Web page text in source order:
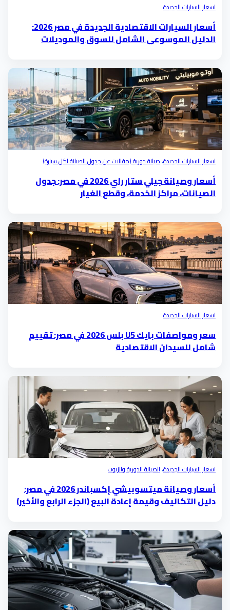
اسعار السيارات الجديدة
أسعار السيارات الاقتصادية الجديدة في مصر 2026:
الدليل الموسوعي الشامل للسوق والموديلات
اسعار السيارات الجديدة،صيانة دورية (مقالات عن جدول الصيانة لكل سيارة)
أسعار وصيانة جيلي ستار راي 2026 في مصر: جدول
الصيانات، مراكز الخدمة، وقطع الغيار
اسعار السيارات الجديدة
سعر ومواصفات بايك U5 بلس 2026 في مصر: تقييم
شامل للسيدان الاقتصادية
اسعار السيارات الجديدة،الصيانة الدورية والزيوت
أسعار وصيانة ميتسوبيشي إكسباندر 2026 في مصر:
دليل التكاليف وقيمة إعادة البيع (الجزء الرابع والأخير)